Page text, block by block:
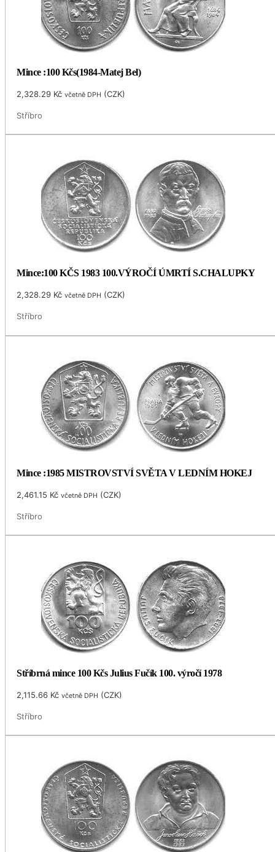
Mince :100 Kčs(1984-Matej Bel)
2,328.29 Kč včetně DPH (CZK)
Stříbro
Mince:100 KČS 1983 100.VÝROČÍ ÚMRTÍ S.CHALUPKY
2,328.29 Kč včetně DPH (CZK)
Stříbro
Mince :1985 MISTROVSTVÍ SVĚTA V LEDNÍM HOKEJ
2,461.15 Kč včetně DPH (CZK)
Stříbro
Stříbrná mince 100 Kčs Julius Fučík 100. výročí 1978
2,115.66 Kč včetně DPH (CZK)
Stříbro